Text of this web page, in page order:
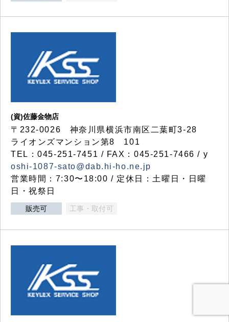
(資)佐藤金物店
〒232-0026 神奈川県横浜市南区二葉町3-28
ライオンズマンション第8 101
TEL：045-251-7451 / FAX：045-251-7466 / y
oshi-1087-sato@dab.hi-ho.ne.jp
営業時間：7:30〜18:00 / 定休日：土曜日・日曜
日・祝祭日
販売可 工事・取付可